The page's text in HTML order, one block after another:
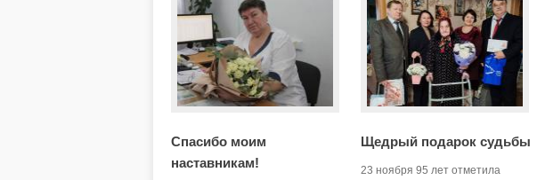
Спасибо моим
наставникам!
Щедрый подарок судьбы
23 ноября 95 лет отметила